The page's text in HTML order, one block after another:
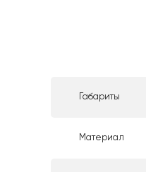
Габариты
Материал